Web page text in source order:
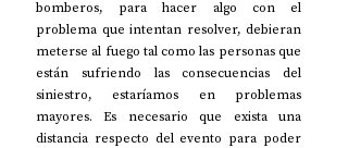
bomberos, para hacer algo con el
problema que intentan resolver, debieran
meterse al fuego tal como las personas que
están sufriendo las consecuencias del
siniestro, estaríamos en problemas
mayores. Es necesario que exista una
distancia respecto del evento para poder